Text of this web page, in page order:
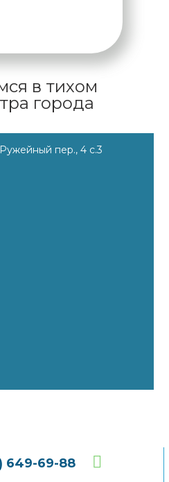
в тихом
города
пер., 4 с.3
649-69-88